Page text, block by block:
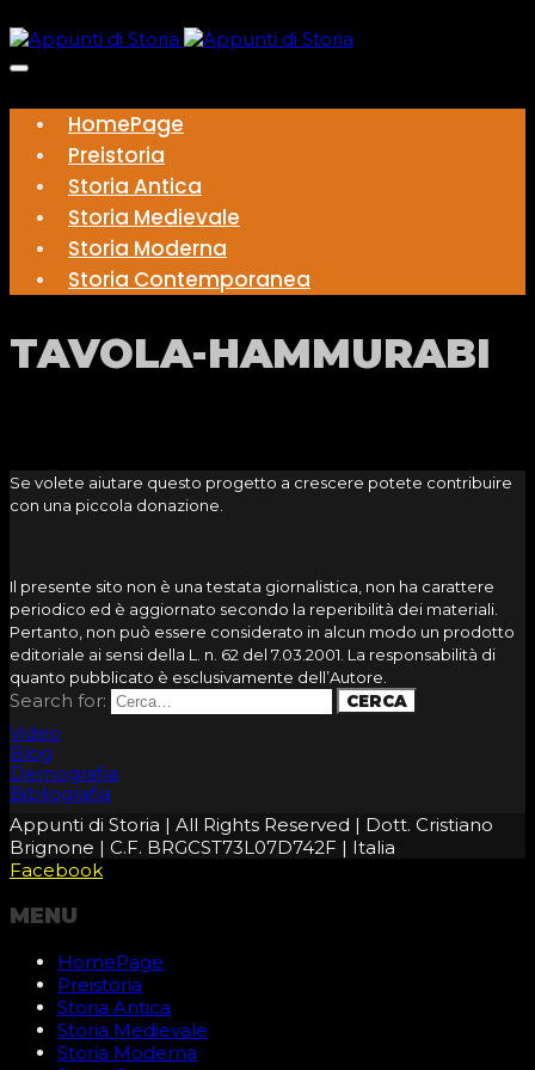
HomePage
Preistoria
Storia Antica
Storia Medievale
Storia Moderna
Storia Contemporanea
TAVOLA-HAMMURABI
Se volete aiutare questo progetto a crescere potete contribuire
con una piccola donazione.
Il presente sito non è una testata giornalistica, non ha carattere
periodico ed è aggiornato secondo la reperibilità dei materiali.
Pertanto, non può essere considerato in alcun modo un prodotto
editoriale ai sensi della L. n. 62 del 7.03.2001. La responsabilità di
quanto pubblicato è esclusivamente dell’Autore.
Search for:
Video
Blog
Demografia
Bibliografia
Appunti di Storia | All Rights Reserved | Dott. Cristiano
Brignone | C.F. BRGCST73L07D742F | Italia
Facebook
MENU
HomePage
Preistoria
Storia Antica
Storia Medievale
Storia Moderna